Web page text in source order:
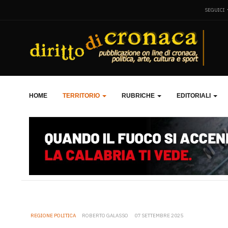
SEGUICI
HOME TERRITORIO RUBRICHE EDITORIALI
REGIONE POLITICA ROBERTO GALASSO 07 SETTEMBRE 2025